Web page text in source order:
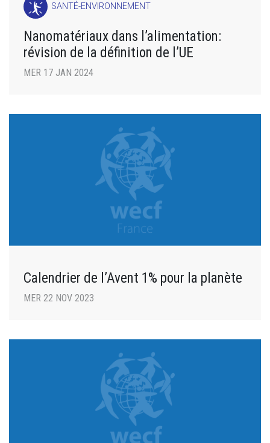
SANTÉ-ENVIRONNEMENT
Nanomatériaux dans l’alimentation:
révision de la définition de l’UE
MER 17 JAN 2024
Calendrier de l’Avent 1% pour la planète
MER 22 NOV 2023